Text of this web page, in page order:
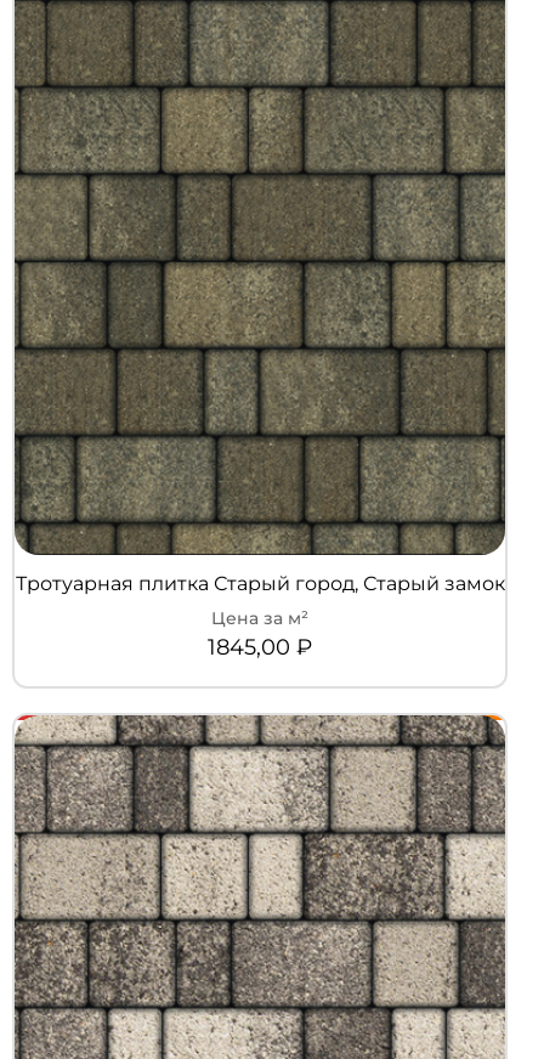
Тротуарная плитка Старый город, Старый замок
1845,00 ₽